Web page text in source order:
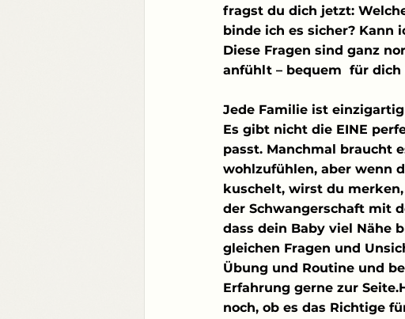
fragst du dich jetzt:
binde ich es sicher? Kann
Diese Fragen sind ganz
anfühlt – bequem  für
Jede Familie ist
Es gibt nicht die EINE
passt. Manchmal braucht
wohlzufühlen, aber wenn
kuschelt, wirst du
der Schwangerschaft mit
dass dein Baby viel Nähe
gleichen Fragen und
Übung und Routine und
Erfahrung gerne zur
noch, ob es das Richtige